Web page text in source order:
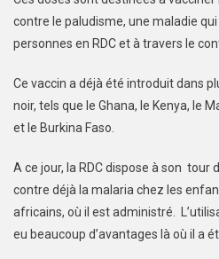
contre le paludisme, une maladie
personnes en RDC et à travers le
Ce vaccin a déjà été introduit dans
noir, tels que le Ghana, le Kenya, le
et le Burkina Faso.
A ce jour, la RDC dispose à son tour
contre déjà la malaria chez les
africains, où il est administré.
eu beaucoup d’avantages là où il a